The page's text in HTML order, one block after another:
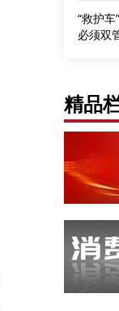
“救护
必须双
精品